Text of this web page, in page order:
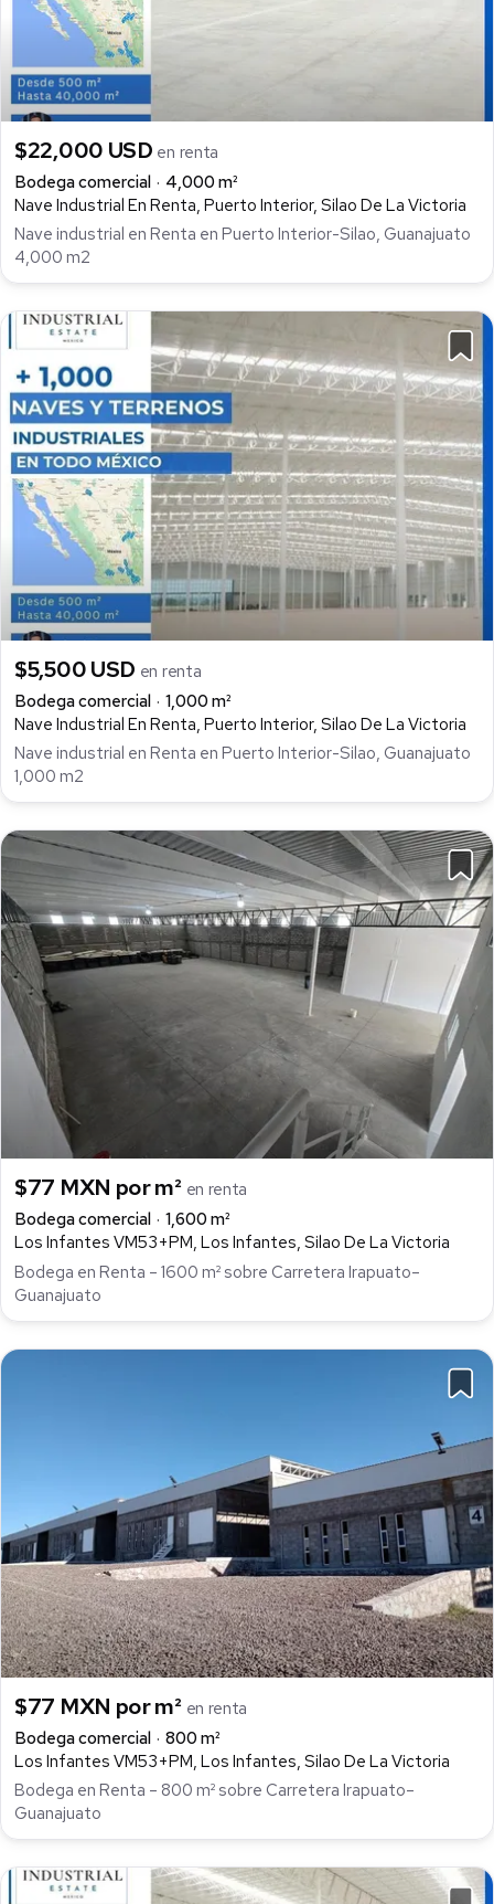
$22,000 USD en renta
Bodega comercial
4,000 m²
Nave Industrial En Renta, Puerto Interior, Silao De La Victoria
Nave industrial en Renta en Puerto Interior-Silao, Guanajuato
4,000 m2
$5,500 USD en renta
Bodega comercial
1,000 m²
Nave Industrial En Renta, Puerto Interior, Silao De La Victoria
Nave industrial en Renta en Puerto Interior-Silao, Guanajuato
1,000 m2
$77 MXN por m² en renta
Bodega comercial
1,600 m²
Los Infantes VM53+PM, Los Infantes, Silao De La Victoria
Bodega en Renta – 1600 m² sobre Carretera Irapuato–
Guanajuato
$77 MXN por m² en renta
Bodega comercial
800 m²
Los Infantes VM53+PM, Los Infantes, Silao De La Victoria
Bodega en Renta – 800 m² sobre Carretera Irapuato–
Guanajuato